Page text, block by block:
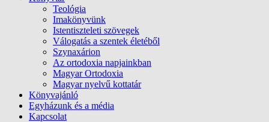
Teológia
Imakönyvünk
Istentiszteleti szövegek
Válogatás a szentek életéből
Szynaxárion
Az ortodoxia napjainkban
Magyar Ortodoxia
Magyar nyelvű kottatár
Könyvajánló
Egyházunk és a média
Kapcsolat